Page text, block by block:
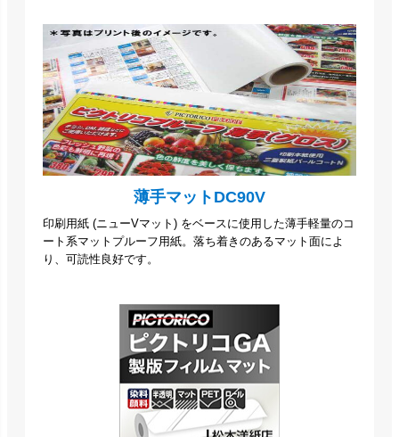
薄手マットDC90V
印刷用紙 (ニューVマット) をベースに使用した薄手軽量のコ
ート系マットプルーフ用紙。落ち着きのあるマット面によ
り、可読性良好です。